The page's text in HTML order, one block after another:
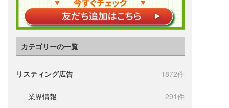
カテゴリーの一覧
リスティング広告 1872件
業界情報 291件